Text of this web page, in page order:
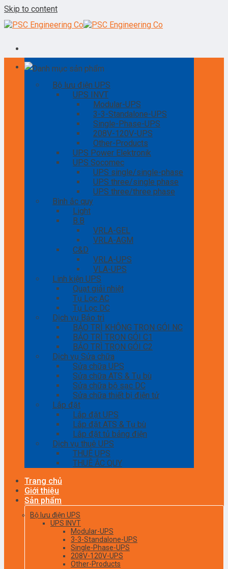
Skip to content
Danh mục sản phẩm
Bộ lưu điện UPS
UPS INVT
Modular-UPS
3-3-Standalone-UPS
Single-Phase-UPS
208V-120V-UPS
Other-Products
UPS Power Elektronik
UPS Socomec
UPS single/single-phase
UPS three/single phase
UPS three/three phase
Bình ắc quy
Light
B.B
VRLA-GEL
VRLA-AGM
C&D
VRLA-UPS
VLA-UPS
Linh kiện UPS
Quạt giải nhiệt
Tụ Lọc AC
Tụ Lọc DC
Dịch vụ Bảo trì
BẢO TRÌ KHÔNG TRỌN GÓI NC
BẢO TRÌ TRỌN GÓI C1
BẢO TRÌ TRỌN GÓI C2
Dịch vụ Sửa chữa
Sửa chữa UPS
Sửa chữa ATS & Tụ bù
Sửa chữa bộ sạc DC
Sửa chữa thiết bị điện tử
Lắp đặt
Lắp đặt UPS
Lắp đặt ATS & Tụ bù
Lắp đặt tủ bảng điện
Dịch vụ thuê UPS
THUÊ UPS
THUÊ ẮC QUY
Trang chủ
Giới thiệu
Sản phẩm
Bộ lưu điện UPS
UPS INVT
Modular-UPS
3-3-Standalone-UPS
Single-Phase-UPS
208V-120V-UPS
Other-Products